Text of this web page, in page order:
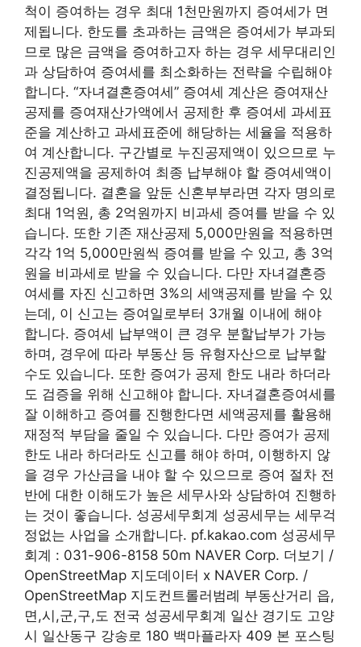
척이 증여하는 경우 최대 1천만원까지 증여세가 면
제됩니다. 한도를 초과하는 금액은 증여세가 부과되
므로 많은 금액을 증여하고자 하는 경우 세무대리인
과 상담하여 증여세를 최소화하는 전략을 수립해야
합니다. “자녀결혼증여세” 증여세 계산은 증여재산
공제를 증여재산가액에서 공제한 후 증여세 과세표
준을 계산하고 과세표준에 해당하는 세율을 적용하
여 계산합니다. 구간별로 누진공제액이 있으므로 누
진공제액을 공제하여 최종 납부해야 할 증여세액이
결정됩니다. 결혼을 앞둔 신혼부부라면 각자 명의로
최대 1억원, 총 2억원까지 비과세 증여를 받을 수 있
습니다. 또한 기존 재산공제 5,000만원을 적용하면
각각 1억 5,000만원씩 증여를 받을 수 있고, 총 3억
원을 비과세로 받을 수 있습니다. 다만 자녀결혼증
여세를 자진 신고하면 3%의 세액공제를 받을 수 있
는데, 이 신고는 증여일로부터 3개월 이내에 해야
합니다. 증여세 납부액이 큰 경우 분할납부가 ​​가능
하며, 경우에 따라 부동산 등 유형자산으로 납부할
수도 있습니다. 또한 증여가 공제 한도 내라 하더라
도 검증을 위해 신고해야 합니다. 자녀결혼증여세를
잘 이해하고 증여를 진행한다면 세액공제를 활용해
재정적 부담을 줄일 수 있습니다. 다만 증여가 공제
한도 내라 하더라도 신고를 해야 하며, 이행하지 않
을 경우 가산금을 내야 할 수 있으므로 증여 절차 전
반에 대한 이해도가 높은 세무사와 상담하여 진행하
는 것이 좋습니다. 성공세무회계 성공세무는 세무걱
정없는 사업을 소개합니다. pf.kakao.com 성공세무
회계 : 031-906-8158 50m NAVER Corp. 더보기 /
OpenStreetMap 지도데이터 x NAVER Corp. /
OpenStreetMap 지도컨트롤러범례 부동산거리 읍,
면,시,군,구,도 전국 성공세무회계 일산 경기도 고양
시 일산동구 강송로 180 백마플라자 409 본 포스팅